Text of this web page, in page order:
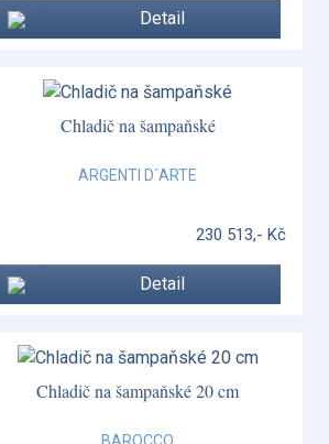
Detail
Chladič na šampaňské
ARGENTI D´ARTE
230 513,- Kč
Detail
Chladič na šampaňské 20 cm
BAROCCO